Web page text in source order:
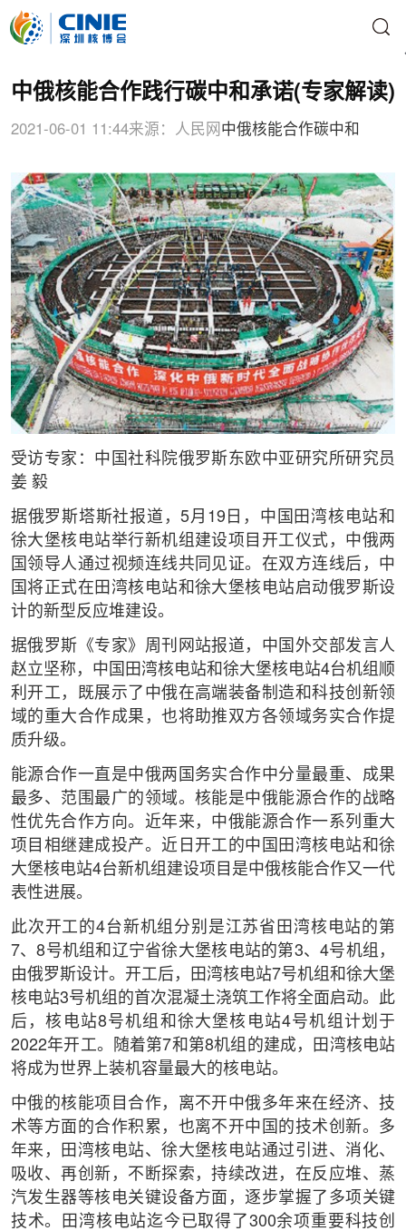
中俄核能合作践行碳中和承诺(专家解读)
2021-06-01 11:44来源：人民网 中俄核能合作碳中和
受访专家：中国社科院俄罗斯东欧中亚研究所研究员
姜 毅
据俄罗斯塔斯社报道，5月19日，中国田湾核电站和
徐大堡核电站举行新机组建设项目开工仪式，中俄两
国领导人通过视频连线共同见证。在双方连线后，中
国将正式在田湾核电站和徐大堡核电站启动俄罗斯设
计的新型反应堆建设。
据俄罗斯《专家》周刊网站报道，中国外交部发言人
赵立坚称，中国田湾核电站和徐大堡核电站4台机组顺
利开工，既展示了中俄在高端装备制造和科技创新领
域的重大合作成果，也将助推双方各领域务实合作提
质升级。
能源合作一直是中俄两国务实合作中分量最重、成果
最多、范围最广的领域。核能是中俄能源合作的战略
性优先合作方向。近年来，中俄能源合作一系列重大
项目相继建成投产。近日开工的中国田湾核电站和徐
大堡核电站4台新机组建设项目是中俄核能合作又一代
表性进展。
此次开工的4台新机组分别是江苏省田湾核电站的第
7、8号机组和辽宁省徐大堡核电站的第3、4号机组，
由俄罗斯设计。开工后，田湾核电站7号机组和徐大堡
核电站3号机组的首次混凝土浇筑工作将全面启动。此
后，核电站8号机组和徐大堡核电站4号机组计划于
2022年开工。随着第7和第8机组的建成，田湾核电站
将成为世界上装机容量最大的核电站。
中俄的核能项目合作，离不开中俄多年来在经济、技
术等方面的合作积累，也离不开中国的技术创新。多
年来，田湾核电站、徐大堡核电站通过引进、消化、
吸收、再创新，不断探索，持续改进，在反应堆、蒸
汽发生器等核电关键设备方面，逐步掌握了多项关键
技术。田湾核电站迄今已取得了300余项重要科技创